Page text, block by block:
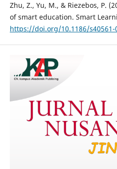
Zhu, Z., Yu, M., & Riezebos, P.
of smart education. Smart
https://doi.org/10.1186/s40561-